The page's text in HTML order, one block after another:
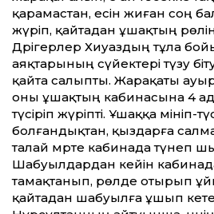
қарамастан, есін жиған соң
жүріп, қайтадан ұшақтың
Дәрігерлер Хиуаздың тұла
аяқтарының сүйектері түзу
қайта салыпты. Жарақаты
оны ұшақтың кабинасына 4
түсіріп жүріпті. Ұшаққа мініп-
болғандықтан, қыздарға
талай мәрте кабинада түнеп
Шабуылдардан ке­йін
тамақтанып, рөлде отырып
қайтадан шабуылға ұшып